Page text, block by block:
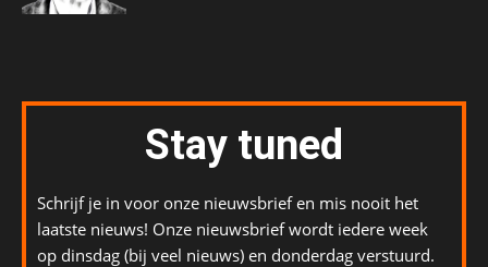
Stay tuned
Schrijf je in voor onze nieuwsbrief en mis nooit het
laatste nieuws! Onze nieuwsbrief wordt iedere week
op dinsdag (bij veel nieuws) en donderdag verstuurd.